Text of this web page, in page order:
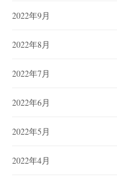
2022年9月
2022年8月
2022年7月
2022年6月
2022年5月
2022年4月